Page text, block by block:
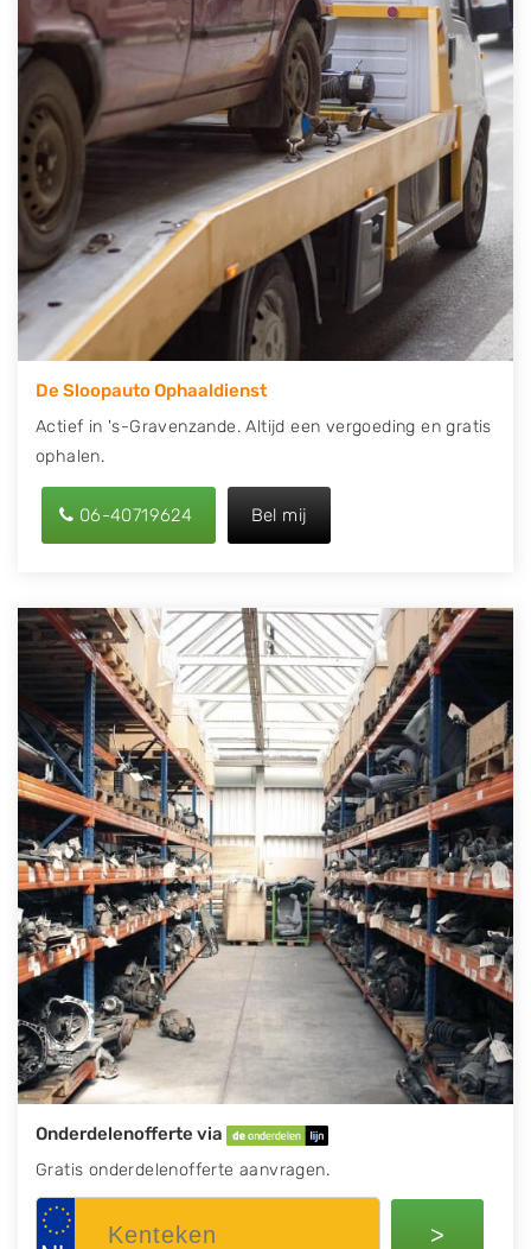
Wilt u direct een tweedehands auto onderdelen
offerte aanvragen? Dat kan via de Onderdelenlijn! Vul
uw kenteken in en druk op verzenden.
Wij kunnen u helpen met de inkoop van auto's van
eigenlijk alle merken, zoals Alfa Romeo, Audi, BMW,
Chevrolet, Citroën, Dacia, Fiat, Ford, Honda, Hyundai,
Kia, Mazda, Mercedes Benz, Mitsubishi, Nissan, Opel,
Peugeot, Porsche, Renault, Seat, Skoda, Suzuki, Tesla,
Toyota, Volkswagen en Volvo.
De Sloopauto Ophaaldienst
Actief in 's-Gravenzande. Altijd een vergoeding en gratis
ophalen.
06-40719624 Bel mij
Onderdelenofferte via
Gratis onderdelenofferte aanvragen.
>